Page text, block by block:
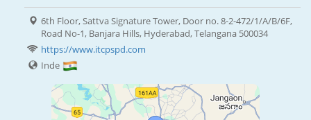
6th Floor, Sattva Signature Tower, Door no. 8-2-472/1/A/B/6F,
Road No-1, Banjara Hills, Hyderabad, Telangana 500034
https://www.itcpspd.com
Inde